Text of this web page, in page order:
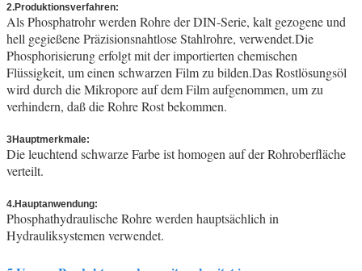
2.Produktionsverfahren:
Als Phosphatrohr werden Rohre der DIN-Serie, kalt gezogene und
hell gegießene Präzisionsnahtlose Stahlrohre, verwendet.Die
Phosphorisierung erfolgt mit der importierten chemischen
Flüssigkeit, um einen schwarzen Film zu bilden.Das Rostlösungsöl
wird durch die Mikropore auf dem Film aufgenommen, um zu
verhindern, daß die Rohre Rost bekommen.
3Hauptmerkmale:
Die leuchtend schwarze Farbe ist homogen auf der Rohroberfläche
verteilt.
4.Hauptanwendung:
Phosphathydraulische Rohre werden hauptsächlich in
Hydrauliksystemen verwendet.